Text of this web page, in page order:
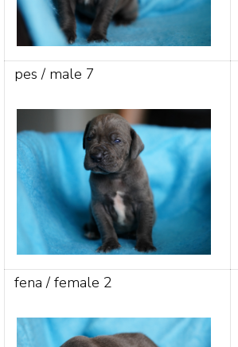
pes / male 7
fena / female 2